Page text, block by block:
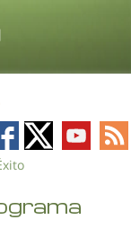
Idiomas
Follow
on
Follow
on
Follow
on
on